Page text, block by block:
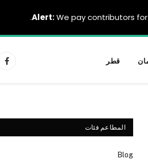
قطر
المطاعم فئات
Blog
Alert:We pay contributors for